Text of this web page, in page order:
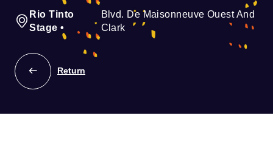
Rio Tinto
Stage •
Blvd. De Maisonneuve Ouest And
Clark
Return